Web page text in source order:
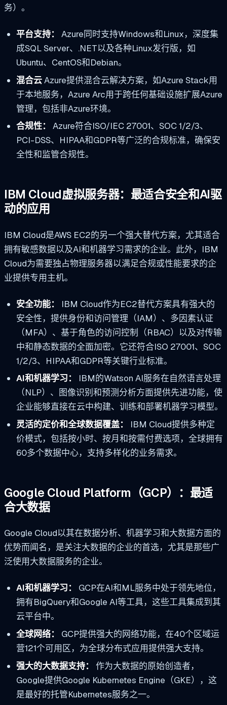
务）。
平台支持：
Azure同时支持Windows和Linux，深度集
成SQL Server、.NET以及各种Linux发行版，如
Ubuntu、CentOS和Debian。
混合云Azure提供混合云解决方案，如Azure Stack用
于本地服务，Azure Arc用于跨任何基础设施扩展Azure
管理，包括非Azure环境。
合规性：
Azure符合ISO/IEC 27001、SOC 1/2/3、
PCI-DSS、HIPAA和GDPR等广泛的合规标准，确保安
全性和监管合规性。
IBM Cloud虚拟服务器：最适合安全和AI驱
动的应用
IBM Cloud是AWS EC2的另一个强大替代方案，尤其适合
拥有敏感数据以及AI和机器学习需求的企业。此外，IBM
Cloud为需要独占物理服务器以满足合规或性能要求的企
业提供专用主机。
安全功能：
IBM Cloud作为EC2替代方案具有强大的
安全性，提供身份和访问管理（IAM）、多因素认证
（MFA）、基于角色的访问控制（RBAC）以及对传输
中和静态数据的全面加密。它还符合ISO 27001、SOC
1/2/3、HIPAA和GDPR等关键行业标准。
AI和机器学习：
IBM的Watson AI服务在自然语言处理
（NLP）、图像识别和预测分析方面提供先进功能，使
企业能够直接在云中构建、训练和部署机器学习模型。
灵活的定价和全球数据覆盖：
IBM Cloud提供多种定
价模式，包括按小时、按月和按需付费选项，全球拥有
60多个数据中心，支持多样化的业务需求。
Google Cloud Platform（GCP）：最适
合大数据
Google Cloud以其在数据分析、机器学习和大数据方面的
优势而闻名，是关注大数据的企业的首选，尤其是那些广
泛使用大数据服务的企业。
AI和机器学习：
GCP在AI和ML服务中处于领先地位，
拥有BigQuery和Google AI等工具，这些工具集成到其
云平台中。
全球网络：
GCP提供强大的网络功能，在40个区域运
营121个可用区，为全球分布式应用提供强大支持。
强大的大数据支持：
作为大数据的原始创造者，
Google提供Google Kubernetes Engine（GKE），这
是最好的托管Kubernetes服务之一。